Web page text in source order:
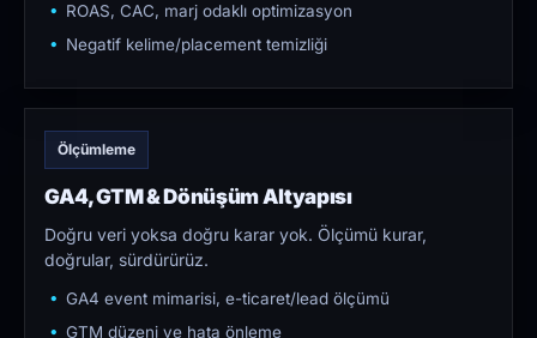
ROAS, CAC, marj odaklı optimizasyon
Negatif kelime/placement temizliği
Ölçümleme
GA4, GTM & Dönüşüm Altyapısı
Doğru veri yoksa doğru karar yok. Ölçümü kurar,
doğrular, sürdürürüz.
GA4 event mimarisi, e-ticaret/lead ölçümü
GTM düzeni ve hata önleme